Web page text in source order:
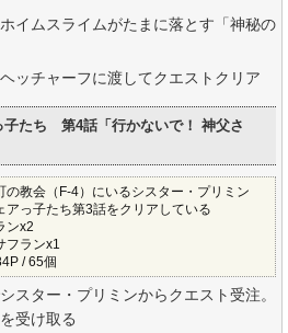
イムスライムがたまに落とす「神秘の
ッチャーフに渡してクエストクリア
子たち 第4話「行かないで！ 神父さ
の教会（F-4）にいるシスター・プリミン
アっ子たち第3話をクリアしている
ンx2
フランx1
/ 65個
スター・プリミンからクエスト受注。
受け取る